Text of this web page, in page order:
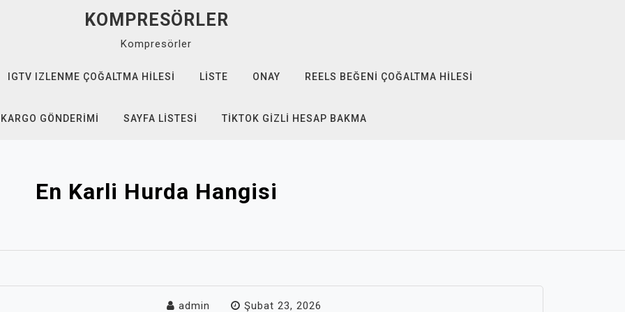
KOMPRESÖRLER
Kompresörler
IGTV IZLENME ÇOĞALTMA HILESI LISTE ONAY REELS BEĞENI ÇOĞALTMA HILESI
GÖNDERIMI SAYFA LISTESI TIKTOK GIZLI HESAP BAKMA
En Karli Hurda Hangisi
admin Şubat 23, 2026